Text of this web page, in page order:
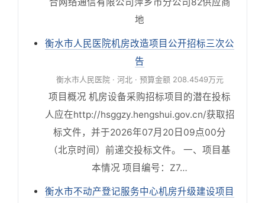
地
衡水市人民医院机房改造项目公开招标三次公
告
衡水市人民医院 · 河北 · 预算金额 208.4549万元
项目概况 机房设备采购招标项目的潜在投标
人应在http://hsggzy.hengshui.gov.cn/获取招
标文件，并于2026年07月20日09点00分
（北京时间）前递交投标文件。 一、项目基
本情况 项目编号：Z7…
衡水市不动产登记服务中心机房升级建设项目